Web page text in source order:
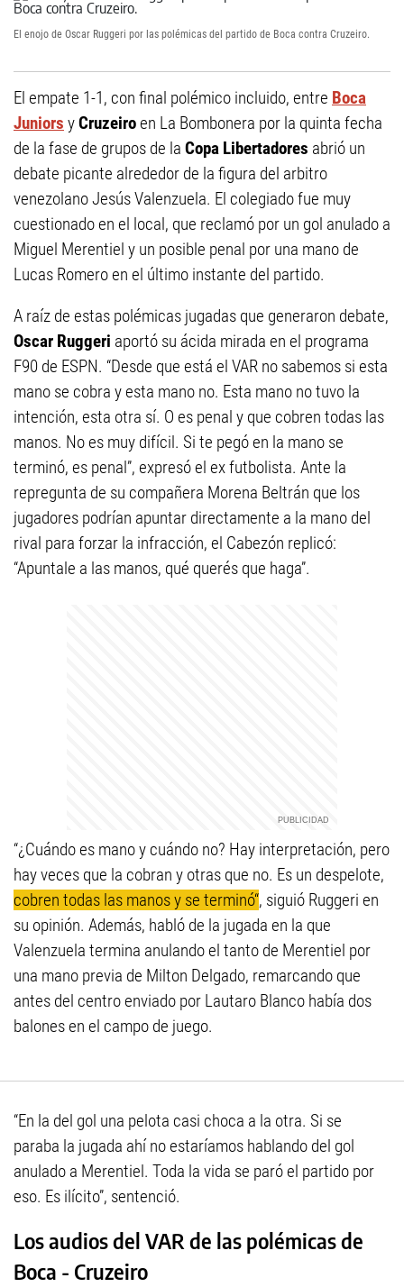
El enojo de Oscar Ruggeri por las polémicas del partido de Boca contra Cruzeiro.
El empate 1-1, con final polémico incluido, entre Boca
Juniors yCruzeiroen La Bombonera por la quinta fecha
de la fase de grupos de la Copa Libertadores abrió un
debate picante alrededor de la figura del arbitro
venezolano Jesús Valenzuela. El colegiado fue muy
cuestionado en el local, que reclamó por un gol anulado a
Miguel Merentiel y un posible penal por una mano de
Lucas Romero en el último instante del partido.
A raíz de estas polémicas jugadas que generaron debate,
Oscar Ruggeri aportó su ácida mirada en el programa
F90 de ESPN. “Desde que está el VAR no sabemos si esta
mano se cobra y esta mano no. Esta mano no tuvo la
intención, esta otra sí. O es penal y que cobren todas las
manos. No es muy difícil. Si te pegó en la mano se
terminó, es penal”, expresó el ex futbolista. Ante la
repregunta de su compañera Morena Beltrán que los
jugadores podrían apuntar directamente a la mano del
rival para forzar la infracción, el Cabezón replicó:
“Apuntale a las manos, qué querés que haga”.
“¿Cuándo es mano y cuándo no? Hay interpretación, pero
hay veces que la cobran y otras que no. Es un despelote,
cobren todas las manos y se terminó“, siguió Ruggeri en
su opinión. Además, habló de la jugada en la que
Valenzuela termina anulando el tanto de Merentiel por
una mano previa de Milton Delgado, remarcando que
antes del centro enviado por Lautaro Blanco había dos
balones en el campo de juego.
“En la del gol una pelota casi choca a la otra. Si se
paraba la jugada ahí no estaríamos hablando del gol
anulado a Merentiel. Toda la vida se paró el partido por
eso. Es ilícito”, sentenció.
Los audios del VAR de las polémicas de
Boca - Cruzeiro